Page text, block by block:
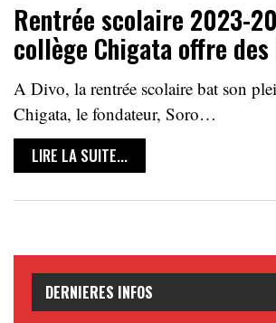
Rentrée scolaire 2023-
collège Chigata offre
A Divo, la rentrée scolaire bat son
Chigata, le fondateur, Soro…
LIRE LA SUITE...
DERNIERES INFOS